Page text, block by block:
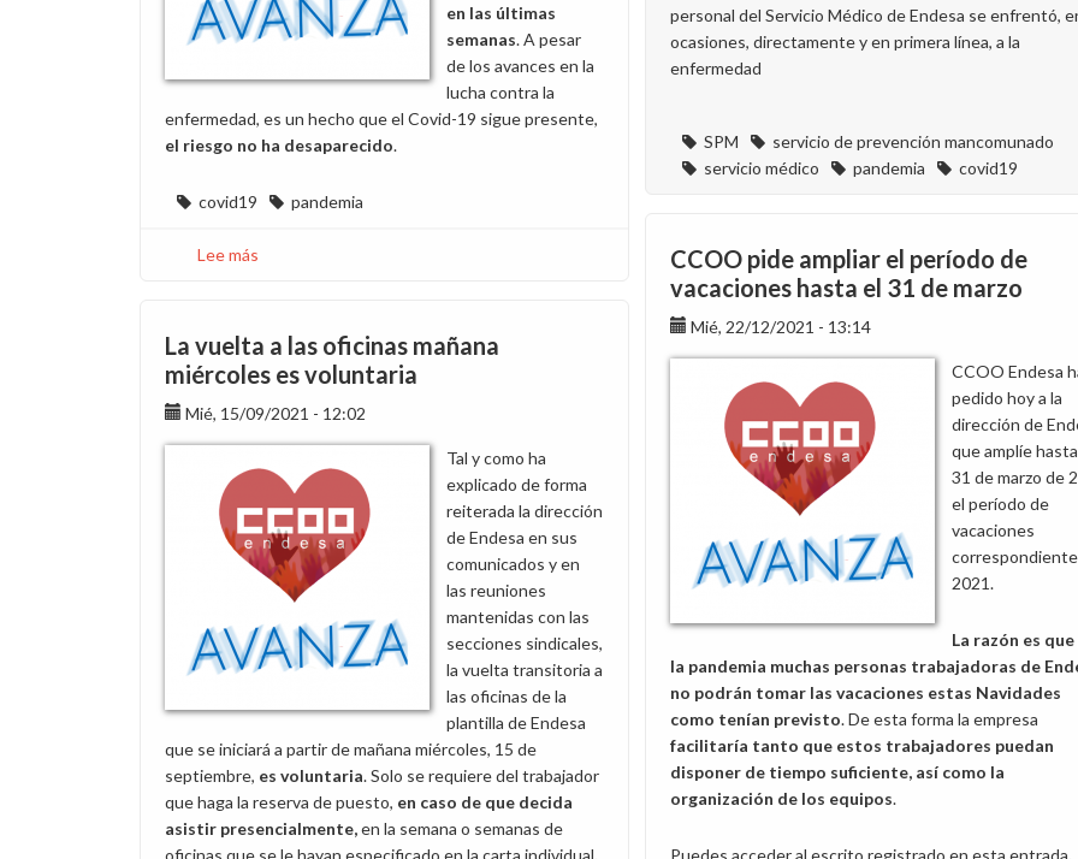
en las últimas
semanas. A pesar
de los avances en la
lucha contra la
enfermedad, es un hecho que el Covid-19 sigue presente,
el riesgo no ha desaparecido.
covid19 pandemia
Lee más
sigue
haciendo
un
uso
responsable
de
mascarilla
personal del Servicio Médico de Endesa se enfrentó,
ocasiones, directamente y en primera línea, a la
enfermedad
SPM
servicio de prevención mancomunado
servicio médico
pandemia covid19
CCOO pide ampliar el período de
vacaciones hasta el 31 de marzo
Mié, 22/12/2021 - 13:14
CCOO Endesa
pedido hoy a la
dirección de
que amplíe
31 de marzo de
el período de
vacaciones
correspondiente
2021.
La razón es
la pandemia muchas personas trabajadoras de
no podrán tomar las vacaciones estas Navidades
como tenían previsto. De esta forma la empresa
facilitaría tanto que estos trabajadores puedan
disponer de tiempo suficiente, así como la
organización de los equipos.
Puedes acceder al escrito registrado en esta entrada.
La vuelta a las oficinas mañana
miércoles es voluntaria
Mié, 15/09/2021 - 12:02
Tal y como ha
explicado de forma
reiterada la dirección
de Endesa en sus
comunicados y en
las reuniones
mantenidas con las
secciones sindicales,
la vuelta transitoria a
las oficinas de la
plantilla de Endesa
que se iniciará a partir de mañana miércoles, 15 de
septiembre, es voluntaria. Solo se requiere del trabajador
que haga la reserva de puesto, en caso de que decida
asistir presencialmente,en la semana o semanas de
oficinas que se le hayan especificado en la carta individual.